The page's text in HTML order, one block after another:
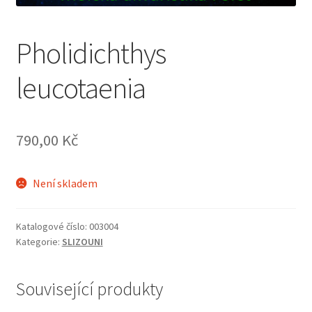
Pholidichthys
leucotaenia
790,00 Kč
Není skladem
Katalogové číslo: 003004
Kategorie: SLIZOUNI
Související produkty